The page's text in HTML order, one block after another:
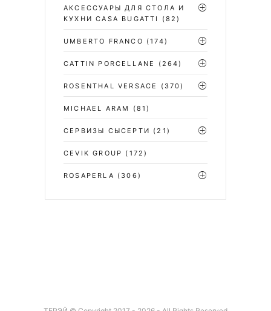
АКСЕССУАРЫ ДЛЯ СТОЛА И
КУХНИ CASA BUGATTI
(82)
UMBERTO FRANCO (174)
CATTIN PORCELLANE (264)
ROSENTHAL VERSACE (370)
MICHAEL ARAM (81)
СЕРВИЗЫ СЫСЕРТИ (21)
CEVIK GROUP (172)
ROSAPERLA (306)